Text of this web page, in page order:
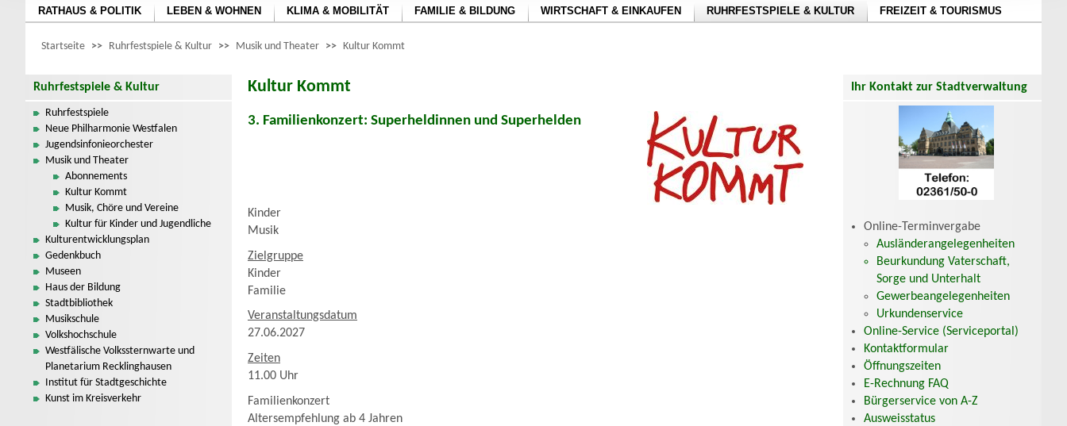
RATHAUS & POLITIK LEBEN & WOHNEN KLIMA & MOBILITÄT FAMILIE & BILDUNG WIRTSCHAFT & EINKAUFEN RUHRFESTSPIELE & KULTUR FREIZEIT & TOURISMUS
Startseite >> Ruhrfestspiele & Kultur >> Musik und Theater >> Kultur Kommt
Ruhrfestspiele & Kultur
Ruhrfestspiele
Neue Philharmonie Westfalen
Jugendsinfonieorchester
Musik und Theater
Abonnements
Kultur Kommt
Musik, Chöre und Vereine
Kultur für Kinder und Jugendliche
Kulturentwicklungsplan
Gedenkbuch
Museen
Haus der Bildung
Stadtbibliothek
Musikschule
Volkshochschule
Westfälische Volkssternwarte und
Planetarium Recklinghausen
Institut für Stadtgeschichte
Kunst im Kreisverkehr
Kultur Kommt
3. Familienkonzert: Superheldinnen und Superhelden
Kinder
Musik
Zielgruppe
Kinder
Familie
Veranstaltungsdatum
27.06.2027
Zeiten
11.00 Uhr
Familienkonzert
Altersempfehlung ab 4 Jahren
Ihr Kontakt zur Stadtverwaltung
Online-Terminvergabe
Ausländerangelegenheiten
Beurkundung Vaterschaft,
Sorge und Unterhalt
Gewerbeangelegenheiten
Urkundenservice
Online-Service (Serviceportal)
Kontaktformular
Öffnungszeiten
E-Rechnung FAQ
Bürgerservice von A-Z
Ausweisstatus